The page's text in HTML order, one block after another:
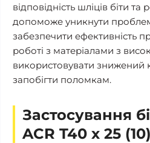
відповідність шліців біти
допоможе уникнути
забезпечити ефективність
роботі з матеріалами з
використовувати
запобігти поломкам.
Застосування
ACR T40 х 25 (10)